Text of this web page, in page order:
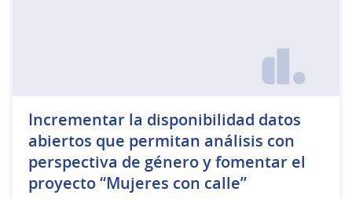
Incrementar la disponibilidad datos
abiertos que permitan análisis con
perspectiva de género y fomentar el
proyecto “Mujeres con calle”